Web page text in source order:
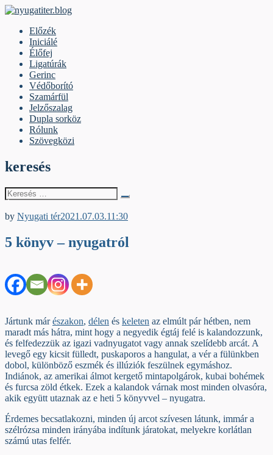
Skip
contentElőzék
Iniciálé
Élőfej
Ligatúrák
Gerinc
Védőborító
Szamárfül
Jelzőszalag
Dupla sorköz
Rólunk
Szövegközi
keresés
Keresés
erre:
by Nyugati tér2021.07.03.11:30
5 könyv – nyugatról
Jártunk márészakon, délen és keleten az elmúlt pár hétben, nem
maradt más hátra, mint hogy a negyedik égtáj felé is kalandozzunk,
és felfedezzük az igazi vadnyugatot vagy annak szelídebb arcát. A
levegő egy kicsit fülledt, puskaporos a hangulat, a vér a fülünkben
dobol, különböző eszmék és illúziók feszülnek egymáshoz.
Indiánok, az amerikai álmot kergető mintapolgárok, kubai bohémek
és furcsa zöld étkek. Ezek a kalandok várnak most minden olvasóra,
akik együtt utaznak az e heti 5 könyvvel – nyugatra.
Érdemes becsatlakozni, minden új arcot szívesen látunk, immár a
szélrózsa minden irányába indítunk járatokat, melyekre korlátlan
számú utas felfér.